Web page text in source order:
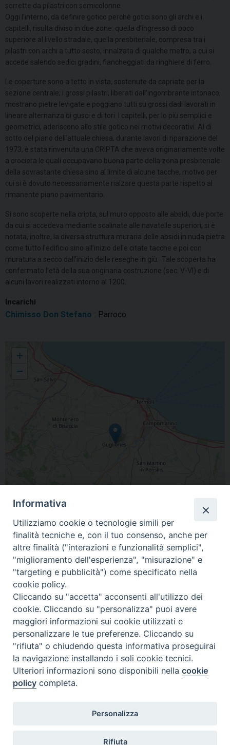
sorrette da pilastri con semicolonne.
Oggi l’interno, da definire gotico perchè gotici sono gli archi e i
capitelli, risulta diviso in due zone: quella d’ingresso di poco
superiore al livello stradale, quella presbiteriale, compresa tra i
pilastri con archi a tutto sesto, innalzata di qualche metro, a cui si
accede salendo sedici gradini, fiancheggiati da ringhiere di ferro.
Le coperture sono a tetto in vista, sostenute da capriate per la
sezione centrale; i grossi pilastri, liberati dall’ingombrante intonaco,
mostrano pietre levigate e poggiano tutti su grossi dadi lavorati in
lineare alternanza di gusci e di tori. I capitelli, per lo più semplici e
geometrici, aderiscono allo stile gotico nei motivi decorativi. Al di
sotto del piano dell’attuale chiesa, durante lavori di riparazione del
1973, è stata rinvenuta una CRIPTA che aveva originariamente volte
a crociera le quali occupavano buona parte della zona presbiteriale
della sovrastante chiesa sino al limite di alcune tacche, motivo per
cui si è dovuto necessariamente rialzare questa parte rispetto al
rimanente piano pavimentario.
Si sono scoperte nella cripta, sul muro opposto alle absidi, due porte
da cui si accedeva mediante scalinate alle navatelle superiori; si è
notata, inoltre, la diversa struttura muraria delle absidi in nuda pietra
come tutto l’edificio sino all’inizio delle citate tacche e poi con
muratura a secco dall’inizio delle reseghe in giù. Tale scoperta ha
confermato l’età della sua originaria costruzione (sec. V-VI) e di
alcuni lavori realizzati intorno al 1200.
Incarichi
Chimisso Don Stefano : Parroco
+
−
| Map data © OpenStreetMap contributors
86034 Guglionesi Molise Italia
F
a
c
e
b
P
i
n
e
s
L
n
k
e
n
X
T
h
r
e
a
W
h
a
t
s
T
l
e
g
i
l
Piazza Sant'Antonio, 6
Informativa
Utilizziamo cookie o tecnologie simili per
finalità tecniche e, con il tuo consenso, anche per
altre finalità ("interazioni e funzionalità semplici",
"miglioramento dell'esperienza", "misurazione" e
"targeting e pubblicità") come specificato nella
cookie policy.
Cliccando su "accetta" acconsenti all'utilizzo dei
cookie. Cliccando su "personalizza" puoi avere
maggiori informazioni sui cookie utilizzati e
personalizzare le tue preferenze. Cliccando su
"rifiuta" o chiudendo questa informativa proseguirai
la navigazione installando i soli cookie tecnici.
Ulteriori informazioni sono disponibili nellacookie
policy completa.
Personalizza
Rifiuta